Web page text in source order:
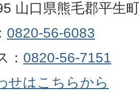
山口県熊毛郡平生
0820-56-6083
： 0820-56-7151
せはこちらから